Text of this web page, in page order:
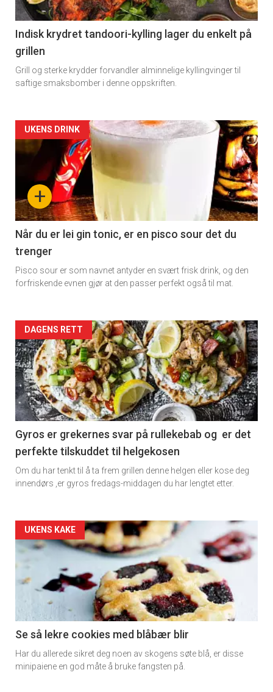
section
11
Indisk krydret tandoori-kylling lager du enkelt på
grillen
Grill og sterke krydder forvandler alminnelige kyllingvinger til
saftige smaksbomber i denne oppskriften.
Artikler
detail
section
11
Dagens
rett
+
UKENS DRINK
Når du er lei gin tonic, er en pisco sour det du
trenger
Pisco sour er som navnet antyder en svært frisk drink, og den
forfriskende evnen gjør at den passer perfekt også til mat.
Artikler
detail
-
section
11
Dagens
rett
DAGENS RETT
Gyros er grekernes svar på rullekebab og er det
perfekte tilskuddet til helgekosen
Om du har tenkt til å ta frem grillen denne helgen eller kose deg
innendørs ,er gyros fredags-middagen du har lengtet etter.
Artikler
detail
-
section
11
Ukens
UKENS KAKE
Se så lekre cookies med blåbær blir
Har du allerede sikret deg noen av skogens søte blå, er disse
minipaiene en god måte å bruke fangsten på.